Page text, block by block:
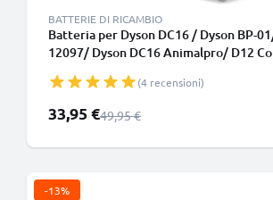
BATTERIE DI RICAMBIO
Batteria per Dyson DC16 / Dyson BP-
12097/ Dyson DC16 Animalpro/ D12
(4 recensioni)
Prezzo speciale
33,95 €Prezzo normale
49,95 €
-13%